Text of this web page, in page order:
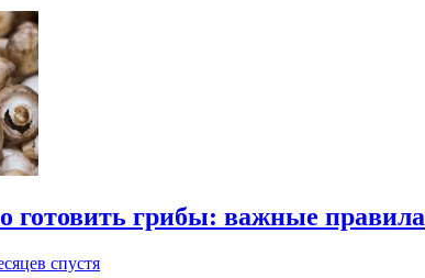
готовить грибы: важные правила
спустя